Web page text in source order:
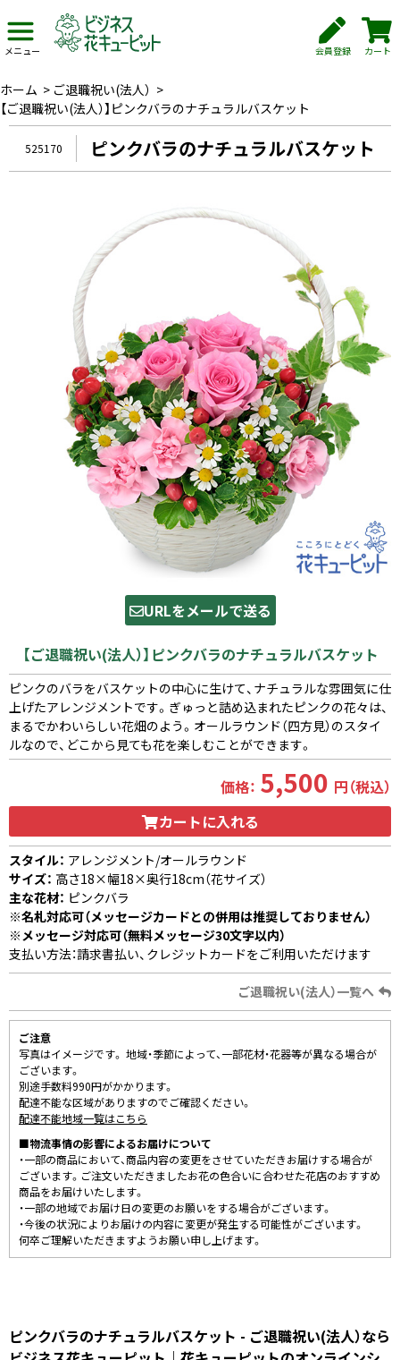
メニュー 会員登録 カート
ホーム > ご退職祝い(法人） >
【ご退職祝い(法人）】ピンクバラのナチュラルバスケット
525170 ピンクバラのナチュラルバスケット
URLをメールで送る
【ご退職祝い(法人）】ピンクバラのナチュラルバスケット
ピンクのバラをバスケットの中心に生けて、ナチュラルな雰囲気に仕
上げたアレンジメントです。ぎゅっと詰め込まれたピンクの花々は、
まるでかわいらしい花畑のよう。オールラウンド（四方見）のスタイ
ルなので、どこから見ても花を楽しむことができます。
価格： 5,500 円（税込）
カートに入れる
スタイル： アレンジメント/オールラウンド
サイズ： 高さ18×幅18×奥行18cm（花サイズ）
主な花材： ピンクバラ
※名札対応可（メッセージカードとの併用は推奨しておりません）
※メッセージ対応可（無料メッセージ30文字以内）
支払い方法：請求書払い、クレジットカードをご利用いただけます
ご退職祝い(法人）一覧へ
ご注意
写真はイメージです。 地域・季節によって、一部花材・花器等が異なる場合が
ございます。
別途手数料990円がかかります。
配達不能な区域がありますのでご確認ください。
配達不能地域一覧はこちら
■物流事情の影響によるお届けについて
・一部の商品において、商品内容の変更をさせていただきお届けする場合が
ございます。ご注文いただきましたお花の色合いに合わせた花店のおすすめ
商品をお届けいたします。
・一部の地域でお届け日の変更のお願いをする場合がございます。
・今後の状況によりお届けの内容に変更が発生する可能性がございます。
何卒ご理解いただきますようお願い申し上げます。
ピンクバラのナチュラルバスケット - ご退職祝い(法人）なら